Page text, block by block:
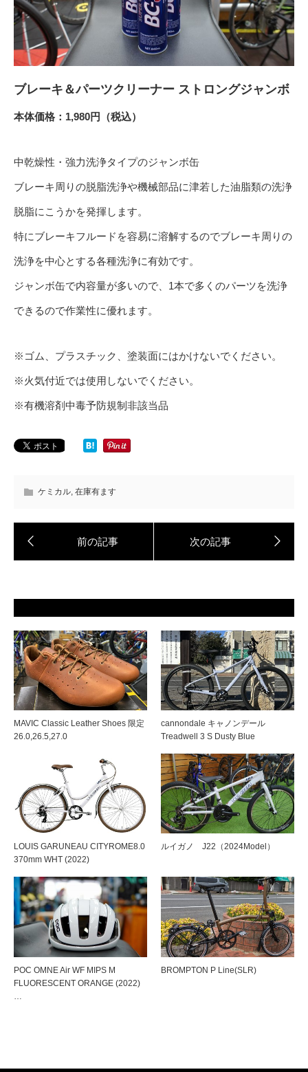
ブレーキ＆パーツクリーナー ストロングジャンボ
本体価格：1,980円（税込）
中乾燥性・強力洗浄タイプのジャンボ缶
ブレーキ周りの脱脂洗浄や機械部品に津若した油脂類の洗浄
脱脂にこうかを発揮します。
特にブレーキフルードを容易に溶解するのでブレーキ周りの
洗浄を中心とする各種洗浄に有効です。
ジャンボ缶で内容量が多いので、1本で多くのパーツを洗浄
できるので作業性に優れます。
※ゴム、プラスチック、塗装面にはかけないでください。
※火気付近では使用しないでください。
※有機溶剤中毒予防規制非該当品
ケミカル 在庫有ます
MAVIC Classic Leather Shoes 限定
26.0,26.5,27.0
cannondale キャノンデール
Treadwell 3 S Dusty Blue
LOUIS GARUNEAU CITYROME8.0
370mm WHT (2022)
ルイガノ J22（2024Model）
POC OMNE Air WF MIPS M
FLUORESCENT ORANGE (2022)
BROMPTON P Line(SLR)